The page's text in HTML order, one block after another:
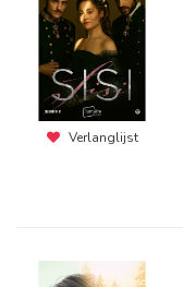
Verlanglijst